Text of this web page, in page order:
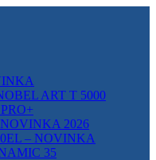
ART T 5000
2026
– NOVINKA
35